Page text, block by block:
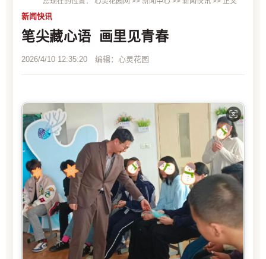
新闻快讯
笔尖藏心语 画里见青春
2026/4/10 12:35:20 编辑：心灵花园